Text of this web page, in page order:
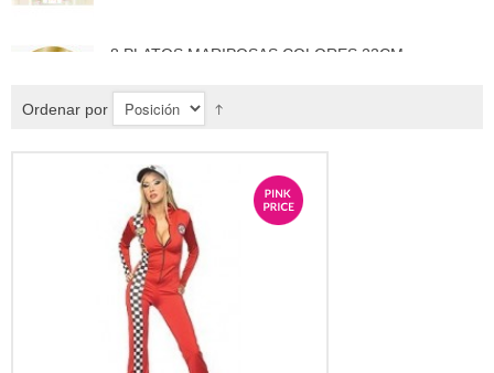
Ordenar por